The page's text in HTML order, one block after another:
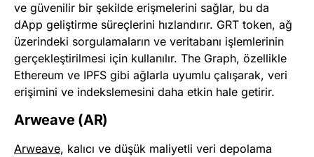
ve güvenilir bir şekilde erişmelerini sağlar, bu da
dApp geliştirme süreçlerini hızlandırır. GRT token, ağ
üzerindeki sorgulamaların ve veritabanı işlemlerinin
gerçekleştirilmesi için kullanılır. The Graph, özellikle
Ethereum ve IPFS gibi ağlarla uyumlu çalışarak, veri
erişimini ve indekslemesini daha etkin hale getirir.
Arweave (AR)
Arweave, kalıcı ve düşük maliyetli veri depolama